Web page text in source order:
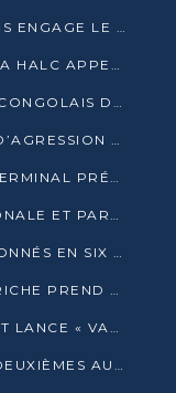
70 ANS APRÈS SA CRÉATION, LA CNS ENGAGE LE VIRAGE DE LA DIGITALISATION
LUTTE CONTRE LA CORRUPTION : LA HALC APPELLE À PASSER DES DISCOURS AUX ACTES
LA SNPC CÉLÈBRE LES MÉDAILLÉS CONGOLAIS DES OLYMPIADES PANAFRICAINES DE MATHÉMATIQUES 2026
66 ANS D’INDÉPENDANCE, 30 ANS D’AGRESSION RWANDAISE : 4 PRÉSIDENCES, UN ÉCHEC COLLECTIF
EMPLOI : AGL CONGO ET CONGO TERMINAL PRÉSÉLECTIONNENT PLUS DE 70 JEUNES À POINTE-NOIRE
INTELLIGENCE ÉCONOMIQUE NATIONALE ET PARTENARIATS INTERNATIONAUX : VERS UNE DOCTRINE SOUVERAINE DE SÉCURITÉ ÉCONOMIQUE
PRÈS DE 700 000 EVP MANUTENTIONNÉS EN SIX MOIS PAR CONGO TERMINAL
RNP : DJOUBE NGOH CHARNEL BERICHE PREND LES RÊNES DU PARTI
BURKINA FASO : LE GOUVERNEMENT LANCE « VACANCES UTILES 2026 » POUR FORMER LES ÉLÈVES À 15 MÉTIERS
LES DIABLES ROUGES TERMINENT DEUXIÈMES AU CHAMPIONNAT D’AFRIQUE ZONE 3